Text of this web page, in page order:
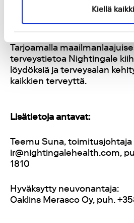
Kiellä kaikki
tekemään parempia
päätöksiä ja yhdistää heidät
toimijoihin, jotka tarjoavat
Tarjoamalla
terveystietoa Nightingale
löydöksiä ja terveysalan
kaikkien terveyttä.
Lisätietoja antavat:
Teemu Suna, toimitusjohtaja
ir@nightingalehealth.com,
1810
Hyväksytty neuvonantaja:
Oaklins Merasco Oy, puh.